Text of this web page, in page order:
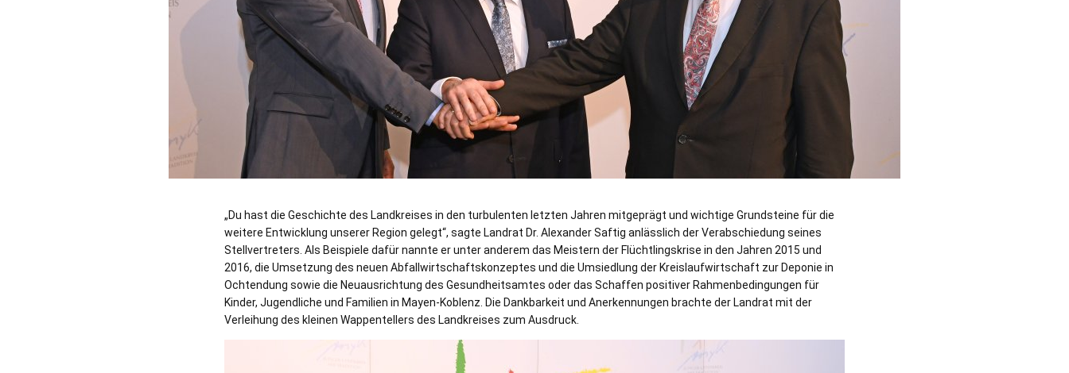
„Du hast die Geschichte des Landkreises in den turbulenten letzten Jahren mitgeprägt und wichtige Grundsteine für die
weitere Entwicklung unserer Region gelegt“, sagte Landrat Dr. Alexander Saftig anlässlich der Verabschiedung seines
Stellvertreters. Als Beispiele dafür nannte er unter anderem das Meistern der Flüchtlingskrise in den Jahren 2015 und
2016, die Umsetzung des neuen Abfallwirtschaftskonzeptes und die Umsiedlung der Kreislaufwirtschaft zur Deponie in
Ochtendung sowie die Neuausrichtung des Gesundheitsamtes oder das Schaffen positiver Rahmenbedingungen für
Kinder, Jugendliche und Familien in Mayen-Koblenz. Die Dankbarkeit und Anerkennungen brachte der Landrat mit der
Verleihung des kleinen Wappentellers des Landkreises zum Ausdruck.